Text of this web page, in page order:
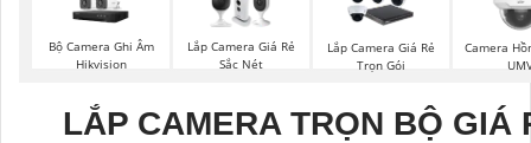
Bộ Camera Ghi Âm
Hikvision
Lắp Camera Giá Rẻ
Sắc Nét
Lắp Camera Giá Rẻ
Trọn Gói
Camera
LẮP CAMERA TRỌN BỘ GIÁ